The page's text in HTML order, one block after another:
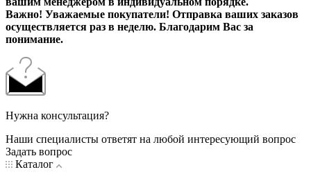
Важно! Уважаемые покупатели! Отправка ваших заказов
осуществляется раз в неделю. Благодарим Вас за
понимание.
Нужна консультация?
Наши специалисты ответят на любой интересующий вопрос
Задать вопрос
Каталог